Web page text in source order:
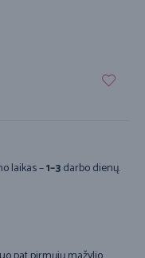
laikas –1–3darbo dienų.